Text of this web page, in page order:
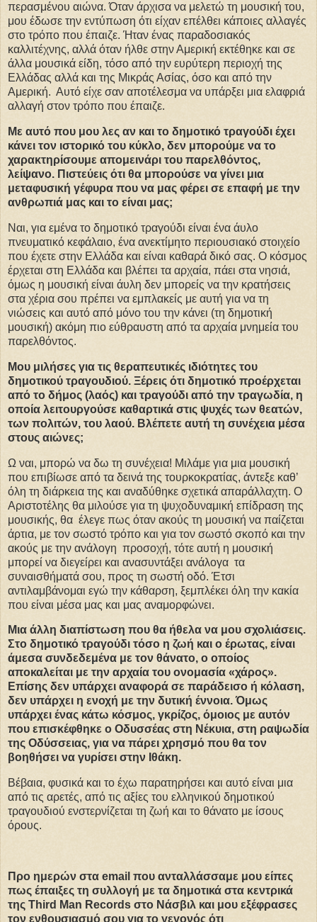
περασμένου αιώνα. Όταν άρχισα να μελετώ τη μουσική του,
μου έδωσε την εντύπωση ότι είχαν επέλθει κάποιες αλλαγές
στο τρόπο που έπαιζε. Ήταν ένας παραδοσιακός
καλλιτέχνης, αλλά όταν ήλθε στην Αμερική εκτέθηκε και σε
άλλα μουσικά είδη, τόσο από την ευρύτερη περιοχή της
Ελλάδας αλλά και της Μικράς Ασίας, όσο και από την
Αμερική. Αυτό είχε σαν αποτέλεσμα να υπάρξει μια ελαφριά
αλλαγή στον τρόπο που έπαιζε.
Με αυτό που μου λες αν και το δημοτικό τραγούδι έχει
κάνει τον ιστορικό του κύκλο, δεν μπορούμε να το
χαρακτηρίσουμε απομεινάρι του παρελθόντος,
λείψανο. Πιστεύεις ότι θα μπορούσε να γίνει μια
μεταφυσική γέφυρα που να μας φέρει σε επαφή με την
ανθρωπιά μας και το είναι μας;
Ναι, για εμένα το δημοτικό τραγούδι είναι ένα άυλο
πνευματικό κεφάλαιο, ένα ανεκτίμητο περιουσιακό στοιχείο
που έχετε στην Ελλάδα και είναι καθαρά δικό σας. Ο κόσμος
έρχεται στη Ελλάδα και βλέπει τα αρχαία, πάει στα νησιά,
όμως η μουσική είναι άυλη δεν μπορείς να την κρατήσεις
στα χέρια σου πρέπει να εμπλακείς με αυτή για να τη
νιώσεις και αυτό από μόνο του την κάνει (τη δημοτική
μουσική) ακόμη πιο εύθραυστη από τα αρχαία μνημεία του
παρελθόντος.
Μου μιλήσες για τις θεραπευτικές ιδιότητες του
δημοτικού τραγουδιού. Ξέρεις ότι δημοτικό προέρχεται
από το δήμος (λαός) και τραγούδι από την τραγωδία, η
οποία λειτουργούσε καθαρτικά στις ψυχές των θεατών,
των πολιτών, του λαού. Βλέπετε αυτή τη συνέχεια μέσα
στους αιώνες;
Ω ναι, μπορώ να δω τη συνέχεια! Μιλάμε για μια μουσική
που επιβίωσε από τα δεινά της τουρκοκρατίας, άντεξε καθ’
όλη τη διάρκεια της και αναδύθηκε σχετικά απαράλλαχτη. Ο
Αριστοτέλης θα μιλούσε για τη ψυχοδυναμική επίδραση της
μουσικής, θα έλεγε πως όταν ακούς τη μουσική να παίζεται
άρτια, με τον σωστό τρόπο και για τον σωστό σκοπό και την
ακούς με την ανάλογη προσοχή, τότε αυτή η μουσική
μπορεί να διεγείρει και ανασυντάξει ανάλογα τα
συναισθήματά σου, προς τη σωστή οδό. Έτσι
αντιλαμβάνομαι εγώ την κάθαρση, ξεμπλέκει όλη την κακία
που είναι μέσα μας και μας αναμορφώνει.
Μια άλλη διαπίστωση που θα ήθελα να μου σχολιάσεις.
Στο δημοτικό τραγούδι τόσο η ζωή και ο έρωτας, είναι
άμεσα συνδεδεμένα με τον θάνατο, ο οποίος
αποκαλείται με την αρχαία του ονομασία «χάρος».
Επίσης δεν υπάρχει αναφορά σε παράδεισο ή κόλαση,
δεν υπάρχει η ενοχή με την δυτική έννοια. Όμως
υπάρχει ένας κάτω κόσμος, γκρίζος, όμοιος με αυτόν
που επισκέφθηκε ο Οδυσσέας στη Νέκυια, στη ραψωδία
της Οδύσσειας, για να πάρει χρησμό που θα τον
βοηθήσει να γυρίσει στην Ιθάκη.
Βέβαια, φυσικά και το έχω παρατηρήσει και αυτό είναι μια
από τις αρετές, από τις αξίες του ελληνικού δημοτικού
τραγουδιού ενστερνίζεται τη ζωή και το θάνατο με ίσους
όρους.
Προ ημερών στα email που ανταλλάσσαμε μου είπες
πως έπαιξες τη συλλογή με τα δημοτικά στα κεντρικά
της Third Man Records στο Νάσβιλ και μου εξέφρασες
τον ενθουσιασμό σου για το γεγονός ότι